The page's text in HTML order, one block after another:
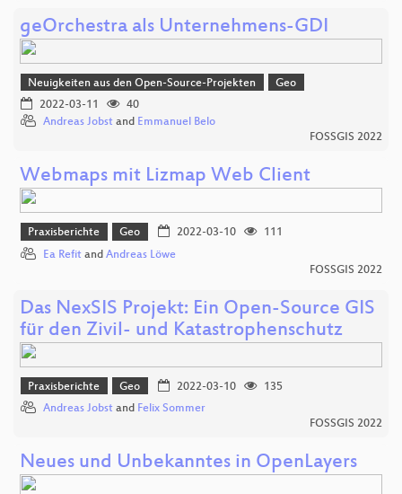
geOrchestra als Unternehmens-GDI
Neuigkeiten aus den Open-Source-Projekten
Geo
2022-03-11
40
Andreas Jobst and Emmanuel Belo
FOSSGIS 2022
Webmaps mit Lizmap Web Client
Praxisberichte Geo 2022-03-10
111
Ea Refit and Andreas Löwe
FOSSGIS 2022
Das NexSIS Projekt: Ein Open-Source GIS
für den Zivil- und Katastrophenschutz
Praxisberichte Geo 2022-03-10
135
Andreas Jobst and Felix Sommer
FOSSGIS 2022
Neues und Unbekanntes in OpenLayers